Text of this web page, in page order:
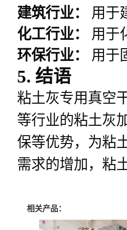
建筑行业：
用于
化工行业：
用于
环保行业：
用于
5. 结语
粘土灰专用真空
等行业的粘土灰
保等优势，为粘
需求的增加，粘
相关产品：